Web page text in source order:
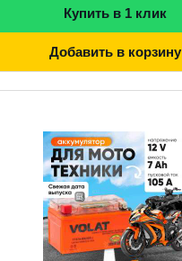
Купить в 1 клик
Добавить в корзину